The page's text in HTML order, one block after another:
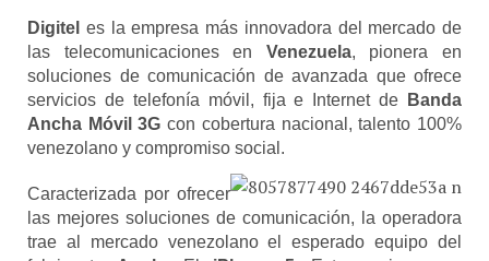
Digitel es la empresa más innovadora del mercado de
las telecomunicaciones en Venezuela , pionera en
soluciones de comunicación de avanzada que ofrece
servicios de telefonía móvil, fija e Internet de Banda
Ancha Móvil 3G con cobertura nacional, talento 100%
venezolano y compromiso social.
Caracterizada por ofrecer
las mejores soluciones de comunicación, la operadora
trae al mercado venezolano el esperado equipo del